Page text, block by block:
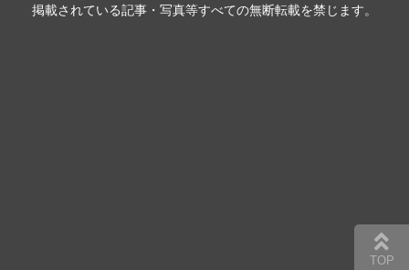
掲載されている記事・写真等すべての無断転載を禁じます。